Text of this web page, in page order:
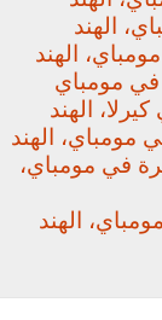
الهند
الهند
مومباي
الهند
مومباي، الهند
في مومباي،
الهند